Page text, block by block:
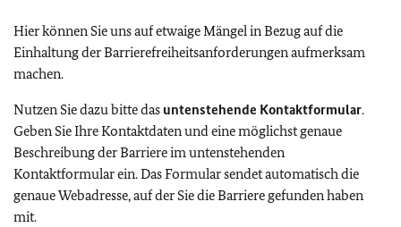
Hier können Sie uns auf etwaige Mängel in Bezug auf die
Einhaltung der Barrierefreiheitsanforderungen aufmerksam
machen.
Nutzen Sie dazu bitte das untenstehende Kontaktformular.
Geben Sie Ihre Kontaktdaten und eine möglichst genaue
Beschreibung der Barriere im untenstehenden
Kontaktformular ein. Das Formular sendet automatisch die
genaue Webadresse, auf der Sie die Barriere gefunden haben
mit.